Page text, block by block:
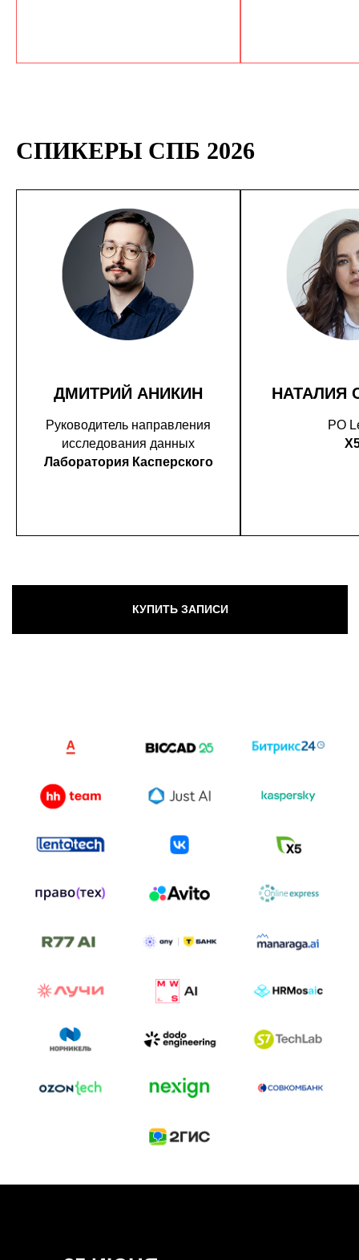
СПИКЕРЫ СПБ 2026
ДМИТРИЙ АНИКИН
Руководитель направления
исследования данных
Лаборатория Касперского
НАТАЛИЯ
PO
к построению бизнеса и созданию технологий под
И БИТВА АГЕНТОВ